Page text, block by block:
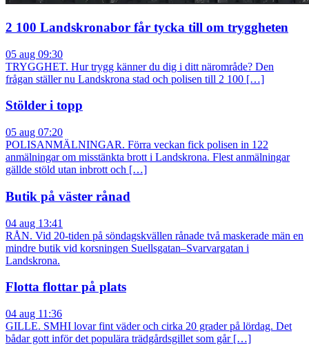
2 100 Landskronabor får tycka till om tryggheten
05 aug 09:30
TRYGGHET. Hur trygg känner du dig i ditt närområde? Den
frågan ställer nu Landskrona stad och polisen till 2 100 […]
Stölder i topp
05 aug 07:20
POLISANMÄLNINGAR. Förra veckan fick polisen in 122
anmälningar om misstänkta brott i Landskrona. Flest anmälningar
gällde stöld utan inbrott och […]
Butik på väster rånad
04 aug 13:41
RÅN. Vid 20-tiden på söndagskvällen rånade två maskerade män en
mindre butik vid korsningen Suellsgatan–Svarvargatan i
Landskrona.
Flotta flottar på plats
04 aug 11:36
GILLE. SMHI lovar fint väder och cirka 20 grader på lördag. Det
bådar gott inför det populära trädgårdsgillet som går […]